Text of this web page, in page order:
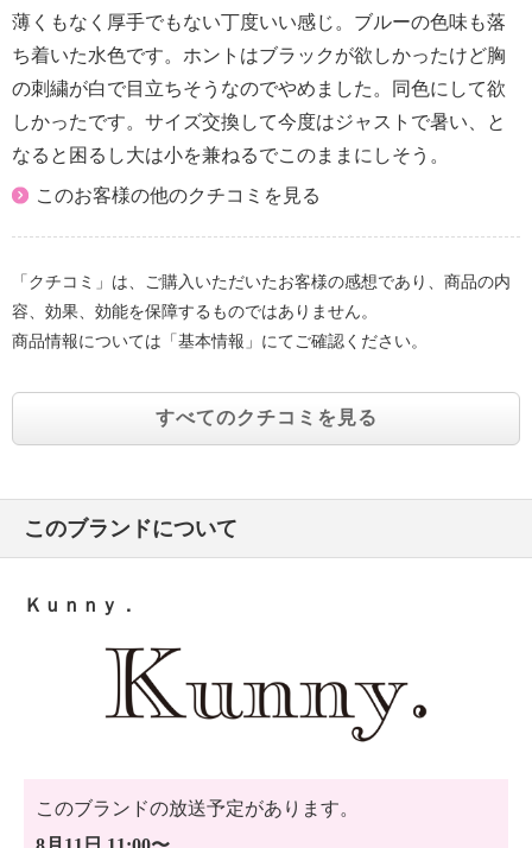
薄くもなく厚手でもない丁度いい感じ。ブルーの色味も落
ち着いた水色です。ホントはブラックが欲しかったけど胸
の刺繍が白で目立ちそうなのでやめました。同色にして欲
しかったです。サイズ交換して今度はジャストで暑い、と
なると困るし大は小を兼ねるでこのままにしそう。
このお客様の他のクチコミを見る
「クチコミ」は、ご購入いただいたお客様の感想であり、商品の内
容、効果、効能を保障するものではありません。
商品情報については「基本情報」にてご確認ください。
すべてのクチコミを見る
このブランドについて
Ｋｕｎｎｙ．
このブランドの放送予定があります。